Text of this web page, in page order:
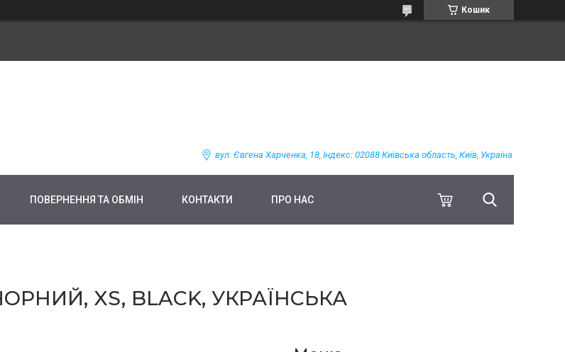
Кошик
вул. Євгена Харченка, 18, Індекс: 02088 Київська область, Київ, Україна
ПОВЕРНЕННЯ ТА ОБМІН КОНТАКТИ ПРО НАС
XS, BLACK, УКРАЇНСЬКА